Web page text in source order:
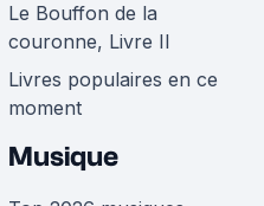
Le Bouffon de la
couronne, Livre II
Livres populaires en ce
moment
Musique